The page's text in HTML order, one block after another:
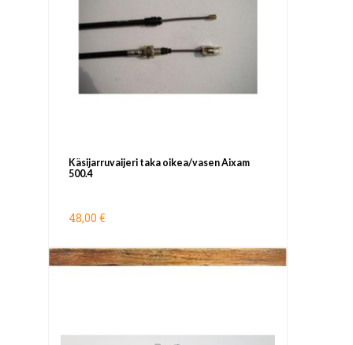
Käsijarruvaijeri taka oikea/vasen Aixam
500.4
48,00 €